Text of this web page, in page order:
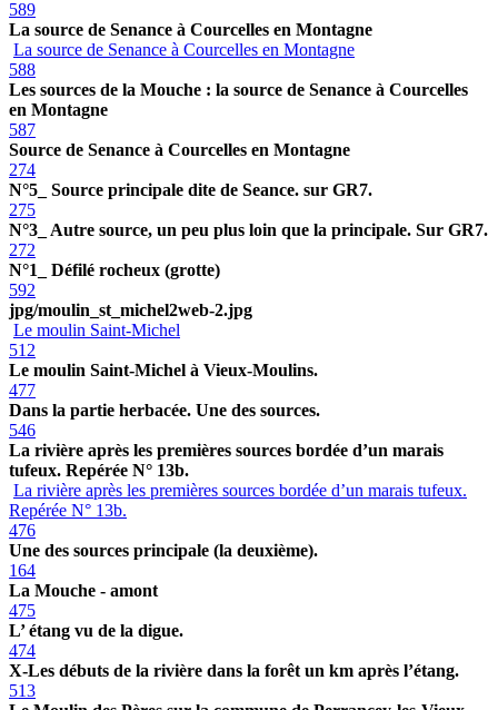
589
La source de Senance à Courcelles en Montagne
La source de Senance à Courcelles en Montagne
588
Les sources de la Mouche : la source de Senance à Courcelles
en Montagne
587
Source de Senance à Courcelles en Montagne
274
N°5_ Source principale dite de Seance. sur GR7.
275
N°3_ Autre source, un peu plus loin que la principale. Sur GR7.
272
N°1_ Défilé rocheux (grotte)
592
jpg/moulin_st_michel2web-2.jpg
Le moulin Saint-Michel
512
Le moulin Saint-Michel à Vieux-Moulins.
477
Dans la partie herbacée. Une des sources.
546
La rivière après les premières sources bordée d’un marais
tufeux. Repérée N° 13b.
La rivière après les premières sources bordée d’un marais tufeux.
Repérée N° 13b.
476
Une des sources principale (la deuxième).
164
La Mouche - amont
475
L’ étang vu de la digue.
474
X-Les débuts de la rivière dans la forêt un km après l’étang.
513